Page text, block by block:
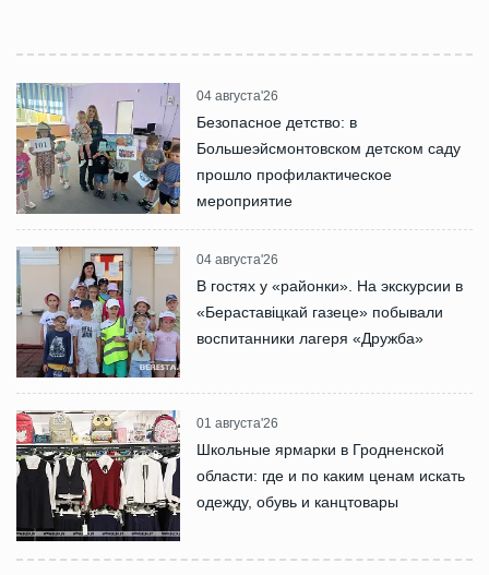
04 августа'26
Безопасное детство: в
Большеэйсмонтовском детском саду
прошло профилактическое
мероприятие
04 августа'26
В гостях у «районки». На экскурсии в
«Бераставіцкай газеце» побывали
воспитанники лагеря «Дружба»
01 августа'26
Школьные ярмарки в Гродненской
области: где и по каким ценам искать
одежду, обувь и канцтовары